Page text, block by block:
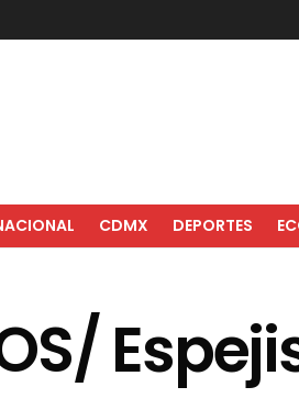
CDMX DEPORTES